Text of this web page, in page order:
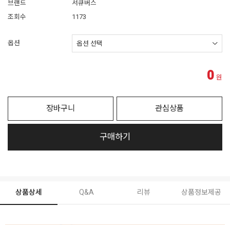
브랜드
서큐버스
조회수
1173
옵션
0 원
장바구니 관심상품
구매하기
상품상세 Q&A 리뷰 상품정보제공